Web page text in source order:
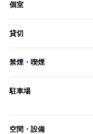
個室
貸切
禁煙・喫煙
駐車場
空間・設備